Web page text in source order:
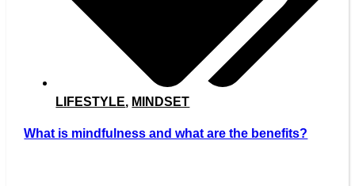
LIFESTYLE, MINDSET
What is mindfulness and what are the benefits?